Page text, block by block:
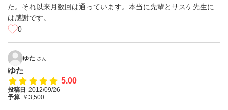
た。それ以来月数回は通っています。本当に先輩とサスケ先生に
は感謝です。
0
ゆた さん
ゆた
5.00
投稿日 2012/09/26
予算 ￥3,500